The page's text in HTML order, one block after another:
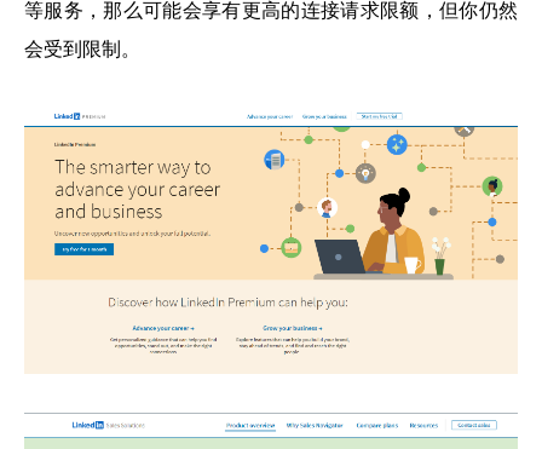
等服务，那么可能会享有更高的连接请求限额，但你仍然
会受到限制。